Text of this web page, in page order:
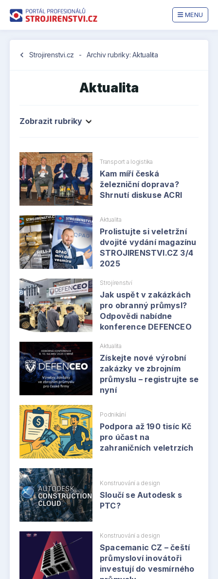
MENU
chevron_left Strojirenstvi.cz - Archiv rubriky: Aktualita
Aktualita
Zobrazit rubriky
Transport a logistika
Kam míří česká
železniční doprava?
Shrnutí diskuse ACRI
Aktualita
Prolistujte si veletržní
dvojité vydání magazínu
STROJIRENSTVI.CZ 3/4
2025
Strojírenství
Jak uspět v zakázkách
pro obranný průmysl?
Odpovědi nabídne
konference DEFENCEO
Aktualita
Získejte nové výrobní
zakázky ve zbrojním
průmyslu – registrujte se
nyní
Podnikání
Podpora až 190 tisíc Kč
pro účast na
zahraničních veletrzích
Konstruování a design
Sloučí se Autodesk s
PTC?
Konstruování a design
Spacemanic CZ – čeští
průmysloví inovátoři
investují do vesmírného